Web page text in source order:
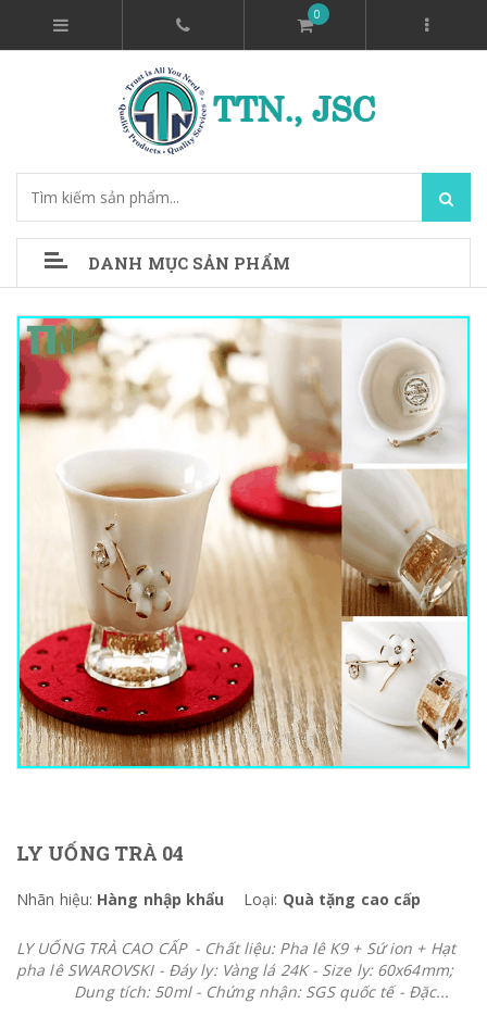
0
DANH MỤC SẢN PHẨM
LY UỐNG TRÀ 04
Nhãn hiệu: Hàng nhập khẩu Loại: Quà tặng cao cấp
LY UỐNG TRÀ CAO CẤP - Chất liệu: Pha lê K9 + Sứ ion + Hạt
pha lê SWAROVSKI - Đáy ly: Vàng lá 24K - Size ly: 60x64mm;
Dung tích: 50ml - Chứng nhận: SGS quốc tế - Đặc...